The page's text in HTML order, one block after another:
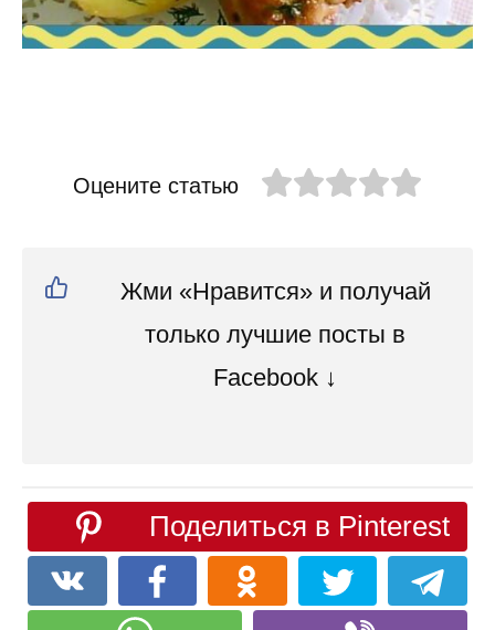
Оцените статью
Жми «Нравится» и получай
только лучшие посты в
Facebook ↓
Поделиться в Pinterest